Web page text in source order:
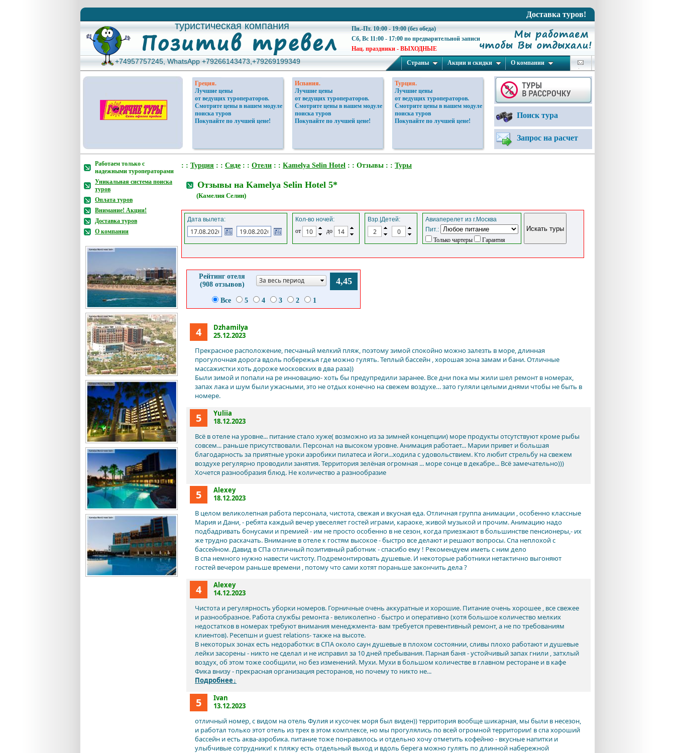
Доставка туров!
туристическая компания
туристическая компания
Пн.-Пт. 10:00 - 19:00 (без обеда)
Сб, Вс 11:00 - 17:00 по предварительной записи
Нац. праздники - ВЫХОДНЫЕ
+74957757245, WhatsApp +79266143473,+79269199349
+74957757245, WhatsApp +79266143473,+79269199349 Страны Акции и скидки О компании
Греция.
Лучшие цены
от ведущих туроператоров.
Смотрите цены в нашем модуле
поиска туров
Покупайте по лучшей цене!
Испания.
Лучшие цены
от ведущих туроператоров.
Смотрите цены в нашем модуле
поиска туров
Покупайте по лучшей цене!
Турция.
Лучшие цены
от ведущих туроператоров.
Смотрите цены в нашем модуле
поиска туров
Покупайте по лучшей цене!
Поиск тура
Запрос на расчет
Работаем только с
надежными туроператорами
Уникальная система поиска
туров
Оплата туров
Внимание! Акции!
Доставка туров
О компании
: : Турция : : Сиде : : Отели : : Kamelya Selin Hotel : : Отзывы : : Туры
Отзывы на Kamelya Selin Hotel 5*
(Камелия Селин)
Дата вылета:
Кол-во ночей:
от
до
Взр.|Детей:
Авиаперелет из г.Москва
Пит.:
Только чартеры
Гарантия
Рейтинг отеля
(908 отзывов)
За весь период 4,45
Все 5 4 3 2 1
4
Dzhamilya
25.12.2023
Прекрасное расположение, песчаный мелкий пляж, поэтому зимой спокойно можно залезть в море, длинная
прогулочная дорога вдоль побережья где можно гулять. Теплый бассейн , хорошая зона замам и бани. Отличные
массажистки хоть дороже московских в два раза))
Были зимой и попали на ре инновацию- хоть бы предупредили заранее. Все дни пока мы жили шел ремонт в номерах,
запах лака и шум были ужасными, это не отдых конечно на свежем воздухе… зато гуляли целыми днями чтобы не быть в
номере.
5
Yuliia
18.12.2023
Всё в отеле на уровне... питание стало хуже( возможно из за зимней концепции) море продукты отсутствуют кроме рыбы
совсем... раньше присутствовали. Персонал на высоком уровне. Анимация работает... Марии привет и большая
благодарность за приятные уроки аэробики пилатеса и йоги...ходила с удовольствием. Кто любит стрельбу на свежем
воздухе регулярно проводили занятия. Территория зелёная огромная ... море сонце в декабре... Всё замечательно)))
Хочется разнообразия блюд. Не количество а разнообразие
5
Alexey
18.12.2023
В целом великолепная работа персонала, чистота, свежая и вкусная еда. Отличная группа анимации , особенно классные
Мария и Дани, - ребята каждый вечер увеселяет гостей играми, караоке, живой музыкой и прочим. Анимацию надо
подбадривать бонусами и премией - им не просто особенно в не сезон, когда приезжают в большинстве пенсионеры,- их
же трудно раскачать. Внимание в отеле к гостям высокое - быстро все делают и решают вопросы. Спа неплохой с
бассейном. Давид в СПа отличный позитивный работник - спасибо ему ! Рекомендуем иметь с ним дело
В спа немного нужно навести чистоту. Подремонтировать душевые. И некоторые работники нетактично выгоняют
гостей вечером раньше времени , потому что сами хотят пораньше закончить дела ?
4
Alexey
14.12.2023
Чистота и регулярность уборки номеров. Горничные очень аккуратные и хорошие. Питание очень хорошее , все свежее
и разнообразное. Работа службы ремонта - великолепно - быстро и оперативно (хотя большое количество мелких
недостатков в номерах требуют внимания менеджмента- вам требуется превентивный ремонт, а не по требованиям
клиентов). Ресепшн и guest relations- также на высоте.
В некоторых зонах есть недоработки: в СПА около саун душевые в плохом состоянии, сливы плохо работают и душевые
лейки засорены - никто не сделал и не исправил за 10 дней пребывания. Парная баня - устойчивый запах гнили , затхлый
воздух, об этом тоже сообщили, но без изменений. Мухи. Мухи в большом количестве в главном ресторане и в кафе
Фика внизу - прекрасная организация ресторанов, но почему то никто не...
Подробнее↓
5
Ivan
13.12.2023
отличный номер, с видом на отель Фулия и кусочек моря был виден)) территория вообще шикарная, мы были в несезон,
и работал только этот отель из трех в этом комплексе, но мы прогулялись по всей огромной территории! в спа хороший
бассейн и есть аква-аэробика. питание тоже понравилось и отдельно хочу отметить кофейню - вкусные напитки и
улыбчивые сотрудники! к пляжу есть отдельный выход и вдоль берега можно гулять по длинной набережной